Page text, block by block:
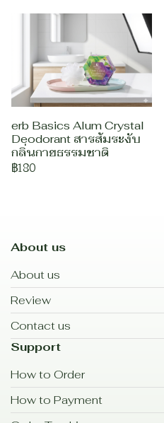
erb Basics Alum Crystal
Deodorant สารส้มระงับ
กลิ่นกายธรรมชาติ
฿180
About us
About us
Review
Contact us
Support
How to Order
How to Payment